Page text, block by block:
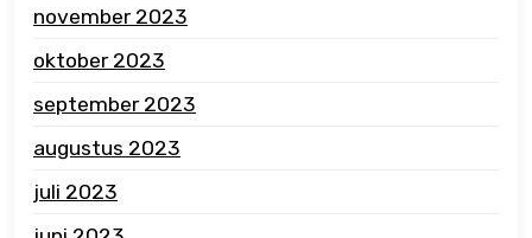
november 2023
oktober 2023
september 2023
augustus 2023
juli 2023